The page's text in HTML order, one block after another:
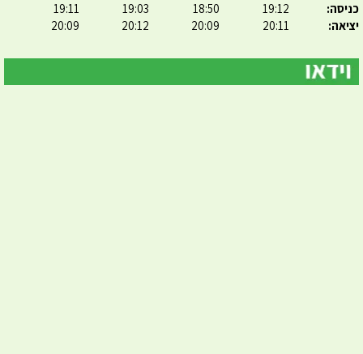
כניסה:
יציאה:
19:12
20:11
18:50
20:09
19:03
20:12
19:11
20:09